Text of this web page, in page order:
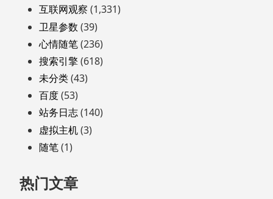
互联网观察 (1,331)
卫星参数 (39)
心情随笔(236)
搜索引擎(618)
未分类(43)
百度(53)
站务日志(140)
虚拟主机(3)
随笔(1)
热门文章